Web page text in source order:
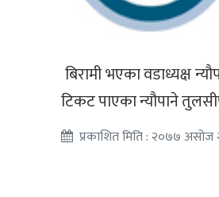
बिरामी भएका वडाध्यक्ष
टिकट पाएका न्यौपाने
प्रकाशित मिति : २०७७ असोज